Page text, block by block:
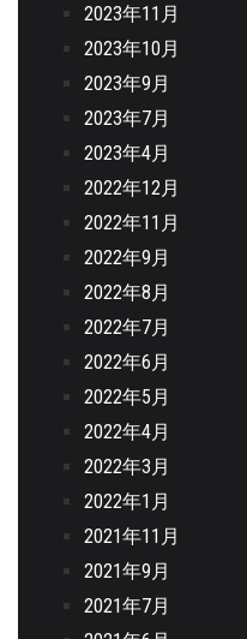
2023年11月
2023年10月
2023年9月
2023年7月
2023年4月
2022年12月
2022年11月
2022年9月
2022年8月
2022年7月
2022年6月
2022年5月
2022年4月
2022年3月
2022年1月
2021年11月
2021年9月
2021年7月